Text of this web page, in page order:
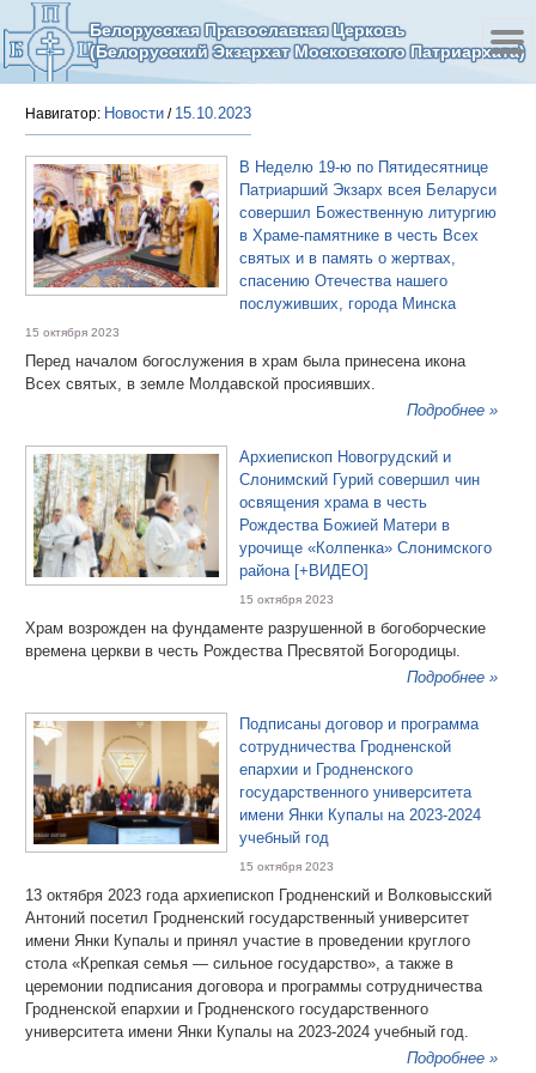
Белорусская Православная Церковь
(Белорусский Экзархат Московского Патриархата)
Навигатор: Новости / 15.10.2023
В Неделю 19-ю по Пятидесятнице
Патриарший Экзарх всея Беларуси
совершил Божественную литургию
в Храме‐памятнике в честь Всех
святых и в память о жертвах,
спасению Отечества нашего
послуживших, города Минска
15 октября 2023
Перед началом богослужения в храм была принесена икона
Всех святых, в земле Молдавской просиявших.
Подробнее »
Архиепископ Новогрудский и
Слонимский Гурий совершил чин
освящения храма в честь
Рождества Божией Матери в
урочище «Колпенка» Слонимского
района [+ВИДЕО]
15 октября 2023
Храм возрожден на фундаменте разрушенной в богоборческие
времена церкви в честь Рождества Пресвятой Богородицы.
Подробнее »
Подписаны договор и программа
сотрудничества Гродненской
епархии и Гродненского
государственного университета
имени Янки Купалы на 2023-2024
учебный год
15 октября 2023
13 октября 2023 года архиепископ Гродненский и Волковысский
Антоний посетил Гродненский государственный университет
имени Янки Купалы и принял участие в проведении круглого
стола «Крепкая семья — сильное государство», а также в
церемонии подписания договора и программы сотрудничества
Гродненской епархии и Гродненского государственного
университета имени Янки Купалы на 2023-2024 учебный год.
Подробнее »